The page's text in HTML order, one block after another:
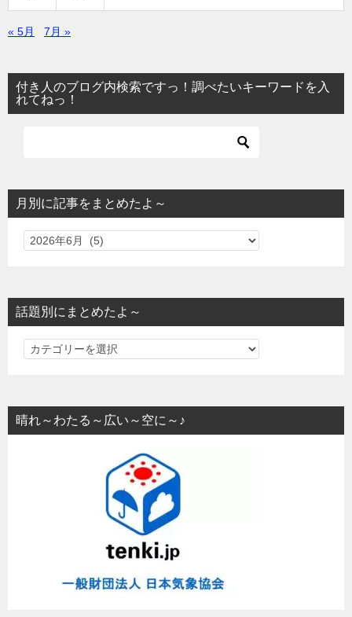
« 5月 7月 »
付き人のブログ内検索ですっ！調べたいキーワードを入
れてねっ！
月別に記事をまとめたよ～
話題別にまとめたよ～
話
に
ま
晴れ～わたる～広い～空に～♪